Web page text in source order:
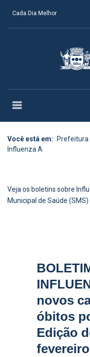
Cada Dia Melhor
Você está em: Prefeitura
Influenza A
Veja os boletins sobre
Municipal de Saúde (SMS)
novos
óbitos
Edição